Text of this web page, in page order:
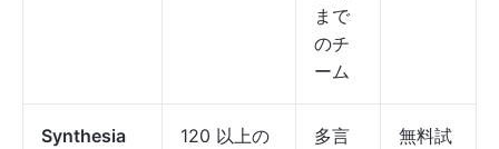
まで
のチ
ーム
Synthesia
120 以上の
多言
無料試